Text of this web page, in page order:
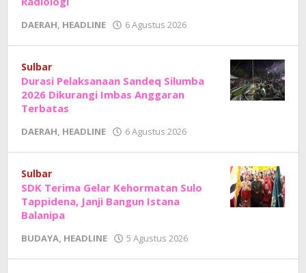
DAERAH, HEADLINE 6 Agustus 2026
Junaedi
Sulbar
Durasi Pelaksanaan Sandeq Silumba
2026 Dikurangi Imbas Anggaran
Terbatas
DAERAH, HEADLINE 6 Agustus 2026
Junaedi
Sulbar
SDK Terima Gelar Kehormatan Sulo
Tappidena, Janji Bangun Istana
Balanipa
BUDAYA, HEADLINE 5 Agustus 2026
Junaedi